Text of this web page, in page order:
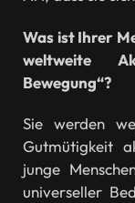
Was ist Ihrer
weltweite
Bewegung“?
Sie werden
Gutmütigkeit
junge
universeller